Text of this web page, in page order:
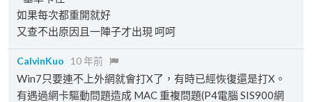
如果每次都重開就好
又查不出原因且一陣子才出現 呵呵
CalvinKuo 10 年前
Win7只要連不上外網就會打X了，有時已經恢復還是打X。
有遇過網卡驅動問題造成 MAC 重複問題(P4電腦 SIS900網